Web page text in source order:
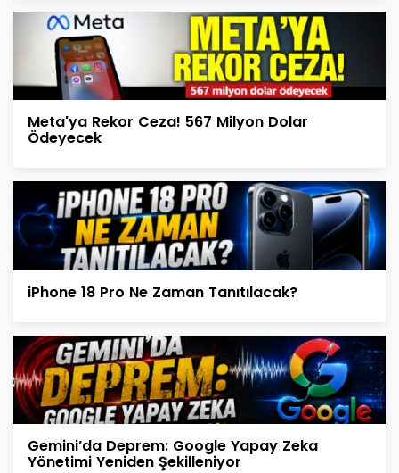
Meta'ya Rekor Ceza! 567 Milyon Dolar
Ödeyecek
iPhone 18 Pro Ne Zaman Tanıtılacak?
Gemini’da Deprem: Google Yapay Zeka
Yönetimi Yeniden Şekilleniyor